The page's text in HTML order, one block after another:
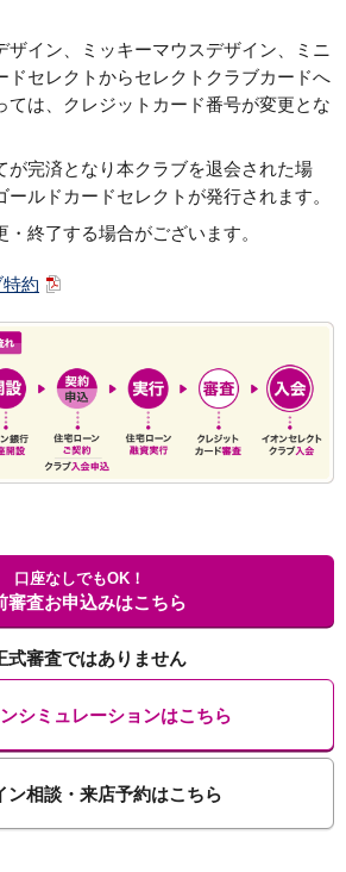
ザイン、ミッキーマウスデザイン、ミニ
ドセレクトからセレクトクラブカードへ
ては、クレジットカード番号が変更とな
が完済となり本クラブを退会された場
ルドカードセレクトが発行されます。
終了する場合がございます。
約
口座なしでもOK！
審査お申込みはこちら
審査ではありません
シミュレーションはこちら
ン相談・来店予約はこちら